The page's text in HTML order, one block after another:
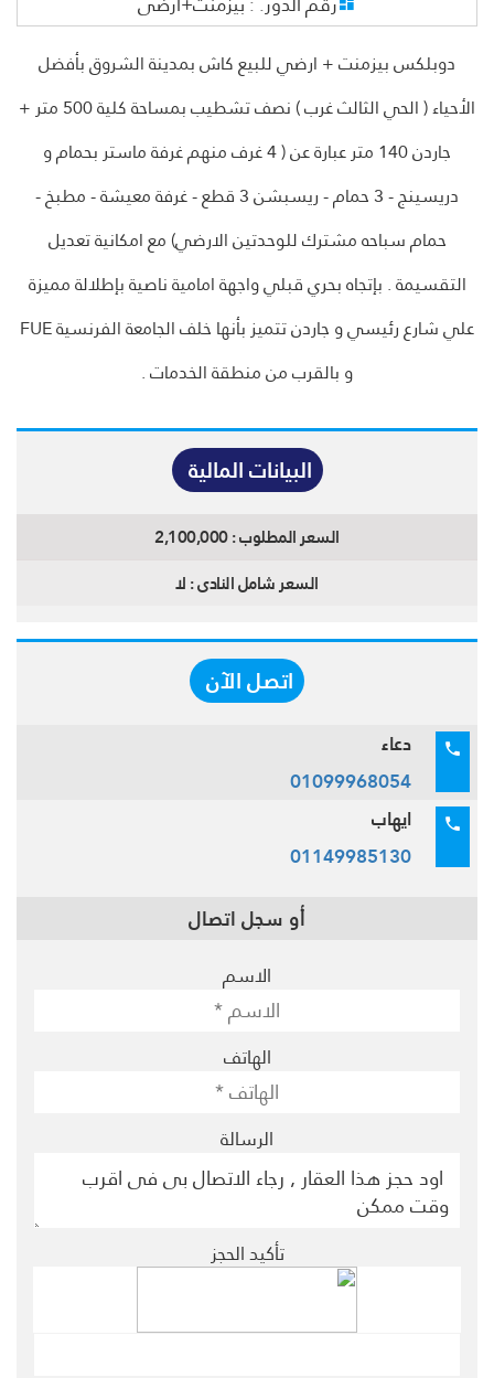
دوبلكس بيزمنت + ارضي للبيع كاش بمدينة الشروق بأفضل
الأحياء ( الحي الثالث غرب ) نصف تشطيب بمساحة كلية 500 متر +
جاردن 140 متر عبارة عن ( 4 غرف منهم غرفة ماستر بحمام و
دريسينج - 3 حمام - ريسبشن 3 قطع - غرفة معيشة - مطبخ -
حمام سباحه مشترك للوحدتين الارضي) مع امكانية تعديل
التقسيمة . بإتجاه بحري قبلي واجهة امامية ناصية بإطلالة مميزة
علي شارع رئيسي و جاردن تتميز بأنها خلف الجامعة الفرنسية FUE
و بالقرب من منطقة الخدمات .
البيانات المالية
السعر المطلوب :2,100,000
السعر شامل النادى :لا
اتصل الآن
دعاء
01099968054
ايهاب
01149985130
أو سجل اتصال
الاسم
الهاتف
الرسالة
تأكيد الحجز